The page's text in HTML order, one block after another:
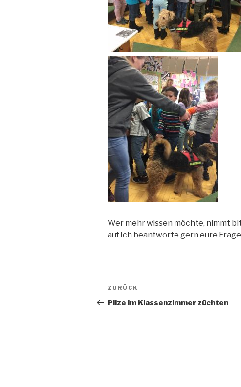
Wer mehr wissen möchte, nimmt
auf.Ich beantworte gern eure
Beitragsnavigation
Vorheriger
Beitrag
ZURÜCK
Pilze im Klassenzimmer züchten